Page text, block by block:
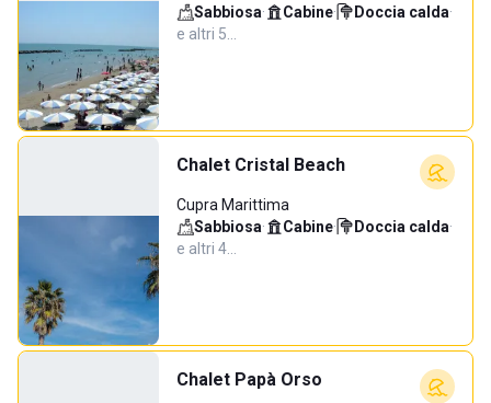
Sabbiosa· Cabine· Doccia calda·
e altri 5…
Chalet Cristal Beach
Cupra Marittima
Sabbiosa· Cabine· Doccia calda·
e altri 4…
Chalet Papà Orso